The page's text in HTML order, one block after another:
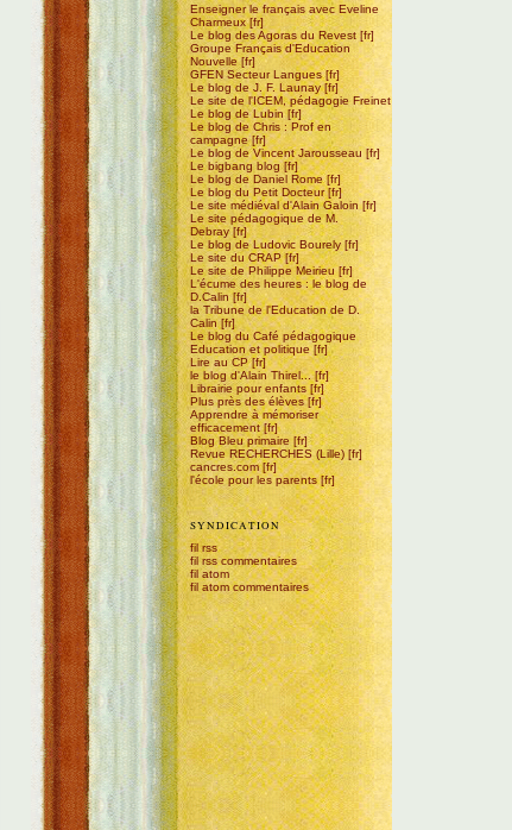
Enseigner le français avec Eveline
Charmeux
Le blog des Agoras du Revest
Groupe Français d'Education
Nouvelle
GFEN Secteur Langues
Le blog de J. F. Launay
Le site de l'ICEM, pédagogie Freinet
Le blog de Lubin
Le blog de Chris : Prof en
campagne
Le blog de Vincent Jarousseau
Le bigbang blog
Le blog de Daniel Rome
Le blog du Petit Docteur
Le site médiéval d'Alain Galoin
Le site pédagogique de M.
Debray
Le blog de Ludovic Bourely
Le site du CRAP
Le site de Philippe Meirieu
L'écume des heures : le blog de
D.Calin
la Tribune de l'Education de D.
Calin
Le blog du Café pédagogique
Education et politique
Lire au CP
le blog d'Alain Thirel...
Librairie pour enfants
Plus près des élèves
Apprendre à mémoriser
efficacement
Blog Bleu primaire
Revue RECHERCHES (Lille)
cancres.com
l'école pour les parents
SYNDICATION
fil rss
fil rss commentaires
fil atom
fil atom commentaires